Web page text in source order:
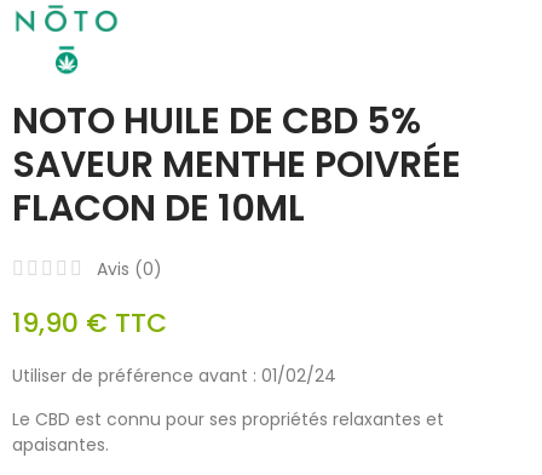
NOTO HUILE DE CBD 5%
SAVEUR MENTHE POIVRÉE
FLACON DE 10ML
Avis (0)
19,90 € TTC
Utiliser de préférence avant : 01/02/24
Le CBD est connu pour ses propriétés relaxantes et
apaisantes.